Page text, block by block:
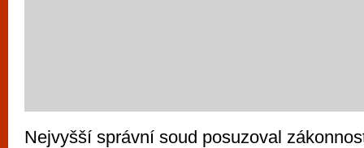
Nejvyšší správní soud posuzoval